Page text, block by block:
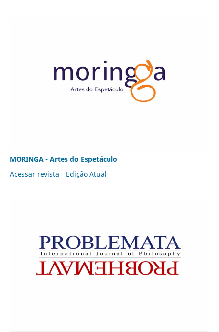
MORINGA - Artes do Espetáculo
Acessar revista
Edição Atual